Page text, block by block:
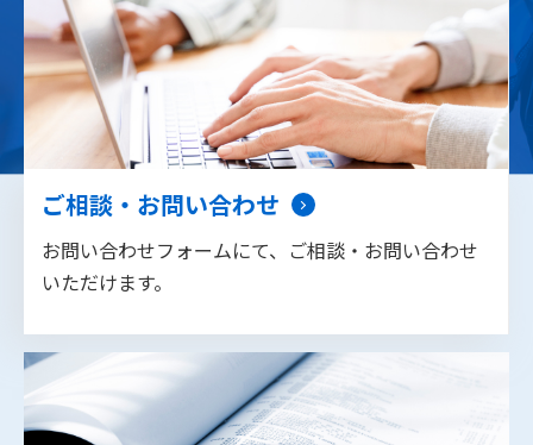
ご相談・お問い合わせ
お問い合わせフォームにて、ご相談・お問い合わせ
いただけます。